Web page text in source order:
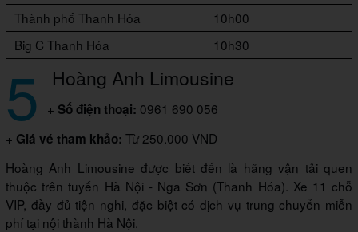
Thành phố Thanh Hóa
10h00
Big C Thanh Hóa
10h30
5 Hoàng Anh Limousine
+ Số điện thoại: 0961 690 056
+ Giá vé tham khảo: Từ 250.000 VND
Hoàng Anh Limousine được biết đến là hãng vận tải quen
thuộc trên tuyến Hà Nội - Nga Sơn (Thanh Hóa). Xe 11 chỗ
VIP, đầy đủ tiện nghi, đặc biệt có dịch vụ trung chuyển miễn
phí tại nội thành Hà Nội.